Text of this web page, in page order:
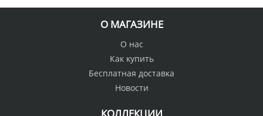
О МАГАЗИНЕ
О нас
Как купить
Бесплатная доставка
Новости
КОЛЛЕКЦИИ